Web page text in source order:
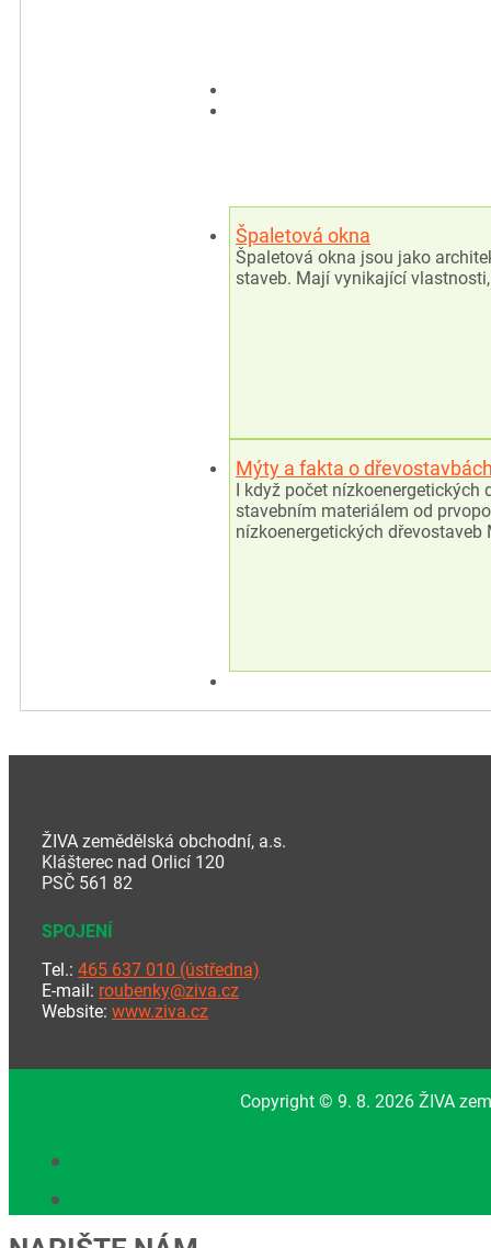
Špaletová okna
Špaletová okna jsou jako
staveb. Mají vynikající
Mýty a fakta o
I když počet nízkoenergetických
stavebním materiálem od
nízkoenergetických dřevostaveb
ŽIVA zemědělská obchodní, a.s.
Klášterec nad Orlicí 120
PSČ 561 82
SPOJENÍ
Tel.: 465 637 010 (ústředna)
E-mail: roubenky@ziva.cz
Website: www.ziva.cz
Copyright © 9. 8. 2026 ŽIVA